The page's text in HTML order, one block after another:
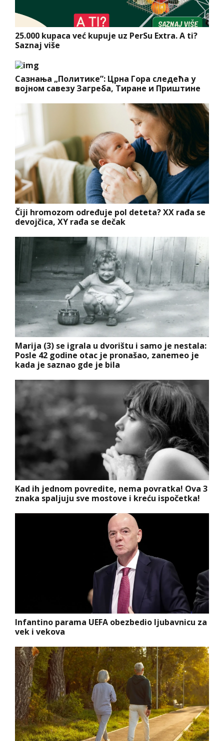
25.000 kupaca već kupuje uz PerSu Extra. A ti?
Saznaj više
Сазнања „Политике”: Црна Гора следећа у
војном савезу Загреба, Тиране и Приштине
Čiji hromozom određuje pol deteta? XX rađa se
devojčica, XY rađa se dečak
Marija (3) se igrala u dvorištu i samo je nestala:
Posle 42 godine otac je pronašao, zanemeo je
kada je saznao gde je bila
Kad ih jednom povredite, nema povratka! Ova 3
znaka spaljuju sve mostove i kreću ispočetka!
Infantino parama UEFA obezbedio ljubavnicu za
vek i vekova